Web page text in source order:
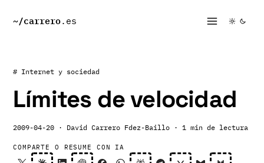
~/carrero.es
# Internet y sociedad
Límites de velocidad
2009-04-20 · David Carrero Fdez-Baillo · 1 min de lectura
COMPARTE O RESUME CON IA